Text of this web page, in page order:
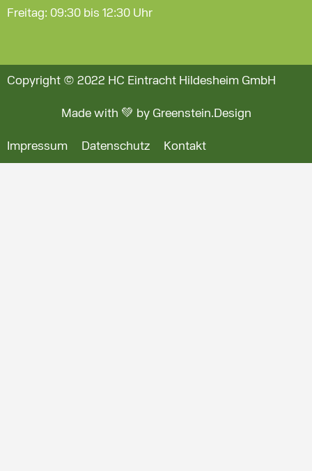
Freitag: 09:30 bis 12:30 Uhr
Copyright © 2022 HC Eintracht Hildesheim GmbH
Made with 💚 by Greenstein.Design
Impressum Datenschutz Kontakt